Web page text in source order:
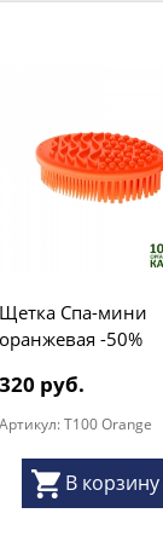
кожу на
вблизи
Щетка Спа-мини
оранжевая -50%
320 руб.
Артикул: T100 Orange
В корзину